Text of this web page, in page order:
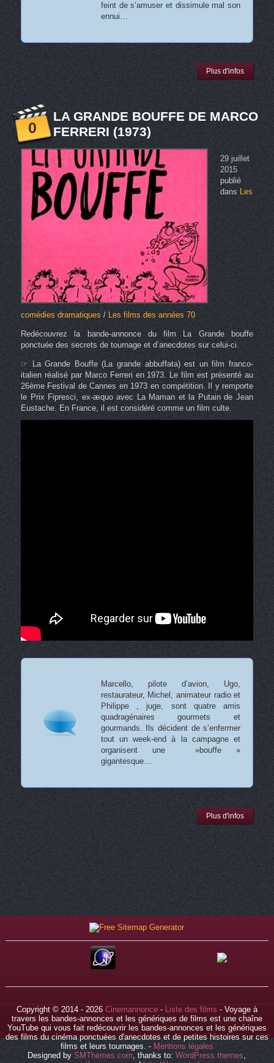
feint de s’amuser et dissimule mal son
ennui…
Plus d'infos
0
LA GRANDE BOUFFE DE MARCO
FERRERI (1973)
29 juillet
2015
publié
dansLes
comédies dramatiques/ Les films des années 70
Redécouvrez la bande-annonce du film La Grande bouffe
ponctuée des secrets de tournage et d’anecdotes sur celui-ci.
☞ La Grande Bouffe (La grande abbuffata) est un film franco-
italien réalisé par Marco Ferreri en 1973. Le film est présenté au
26ème Festival de Cannes en 1973 en compétition. Il y remporte
le Prix Fipresci, ex-æquo avec La Maman et la Putain de Jean
Eustache. En France, il est considéré comme un film culte.
Marcello, pilote d’avion, Ugo,
restaurateur, Michel, animateur radio et
Philippe , juge, sont quatre amis
quadragénaires gourmets et
gourmands. Ils décident de s’enfermer
tout un week-end à la campagne et
organisent une »bouffe »
gigantesque…
Plus d'infos
Copyright © 2014 - 2026 Cinemannonce- Liste des films - Voyage à
travers les bandes-annonces et les génériques de films est une chaîne
YouTube qui vous fait redécouvrir les bandes-annonces et les génériques
des films du cinéma ponctuées d'anecdotes et de petites histoires sur ces
films et leurs tournages. -Mentions légales
Designed bySMThemes.com, thanks to:WordPress themes,